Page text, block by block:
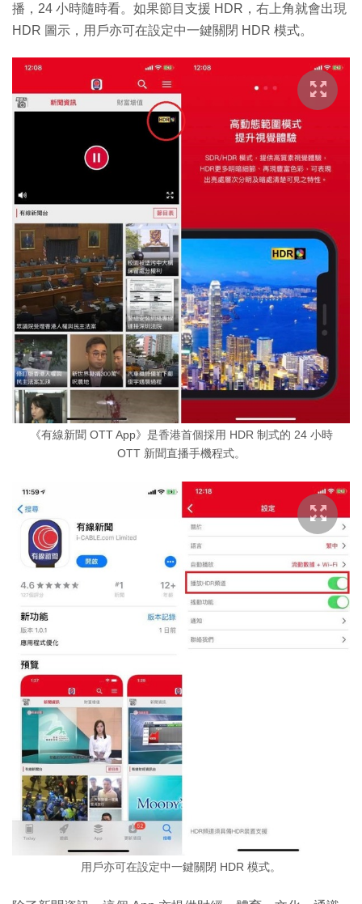
播，24 小時隨時看。如果節目支援 HDR，右上角就會出現
HDR 圖示，用戶亦可在設定中一鍵關閉 HDR 模式。
《有線新聞 OTT App》是香港首個採用 HDR 制式的 24 小時
OTT 新聞直播手機程式。
用戶亦可在設定中一鍵關閉 HDR 模式。